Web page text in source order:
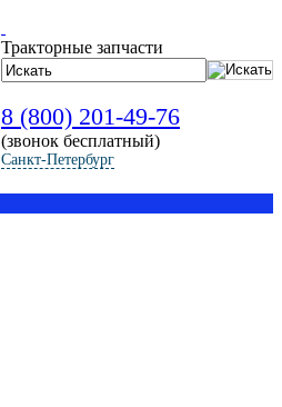
Тракторные запчасти
8 (800) 201-49-76
(звонок бесплатный)
Санкт-Петербург